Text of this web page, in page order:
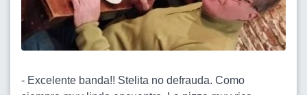
- Excelente banda!! Stelita no defrauda. Como